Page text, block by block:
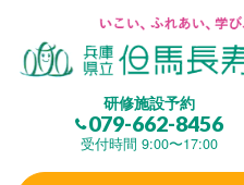
研修施設予約
079-662-8456
受付時間 9:00〜17:00
但馬長寿の郷とは
(研修施設)